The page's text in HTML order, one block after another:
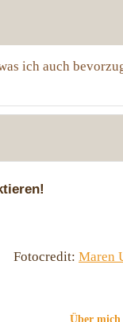
ich auch
Fotocredit: Maren
Über mich